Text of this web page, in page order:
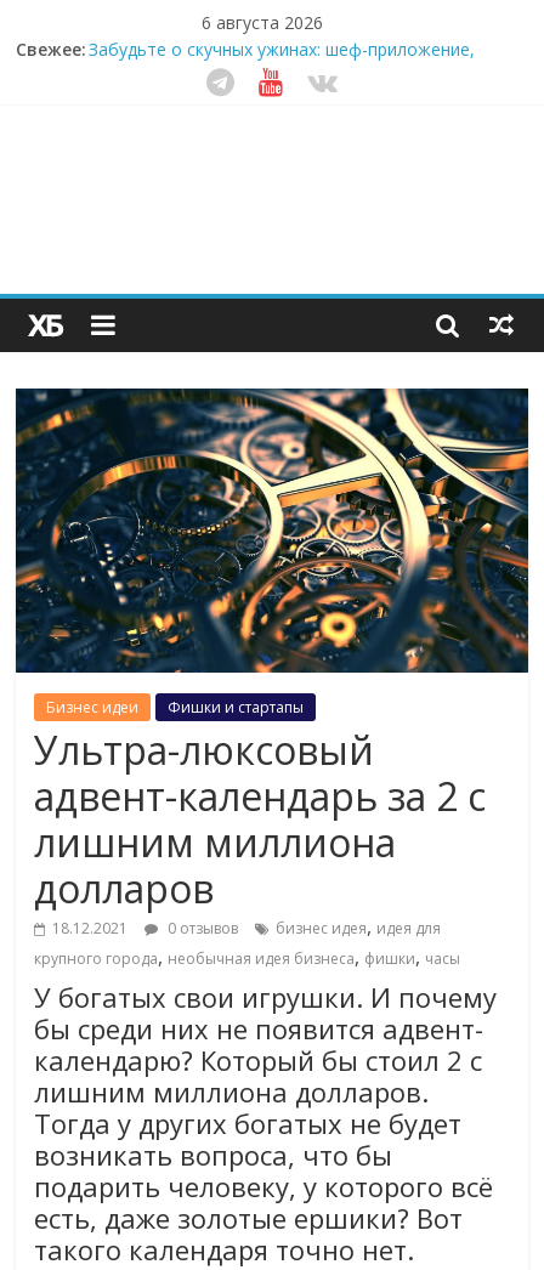
6 августа 2026
Свежее:Забудьте о скучных ужинах: шеф-приложение,
которое видит вашу еду насквозь
Небо зовёт: как бизнес на полётах дронов и
Секрет супергидратации: почему кокосовая вода с
пребиотиками становится главным трендом
здорового питания
Бизнес идеи Фишки и стартапы
Ультра-люксовый
адвент-календарь за 2 с
лишним миллиона
долларов
18.12.2021 0 отзывов бизнес идея, идея для
крупного города, необычная идея бизнеса, фишки, часы
У богатых свои игрушки. И почему
бы среди них не появится адвент-
календарю? Который бы стоил 2 с
лишним миллиона долларов.
Тогда у других богатых не будет
возникать вопроса, что бы
подарить человеку, у которого всё
есть, даже золотые ершики? Вот
такого календаря точно нет.